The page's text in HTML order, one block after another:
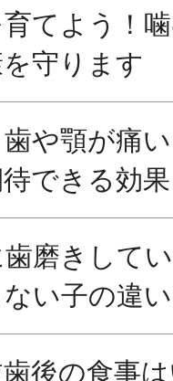
てよう！
守ります
や顎が痛
できる効果
磨きして
い子の違い
後の食事